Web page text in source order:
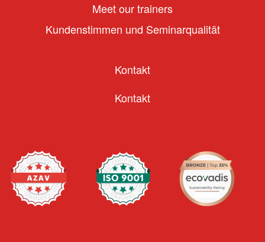
Meet our trainers
Kundenstimmen und Seminarqualität
Kontakt
Kontakt